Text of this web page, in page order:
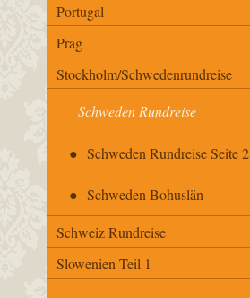
Portugal
Prag
Stockholm/Schwedenrundreise
Schweden Rundreise
Schweden Rundreise Seite 2
Schweden Bohuslän
Schweiz Rundreise
Slowenien Teil 1